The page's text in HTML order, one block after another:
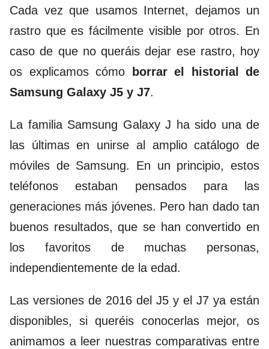
Cada vez que usamos Internet, dejamos un
rastro que es fácilmente visible por otros. En
caso de que no queráis dejar ese rastro, hoy
os explicamos cómo
borrar el historial de
Samsung Galaxy J5 y J7.
La familia Samsung Galaxy J ha sido una de
las últimas en unirse al amplio catálogo de
móviles de Samsung. En un principio, estos
teléfonos estaban pensados para las
generaciones más jóvenes. Pero han dado tan
buenos resultados, que se han convertido en
los favoritos de muchas personas,
independientemente de la edad.
Las versiones de 2016 del J5 y el J7 ya están
disponibles, si queréis conocerlas mejor, os
animamos a leer nuestras comparativas entre